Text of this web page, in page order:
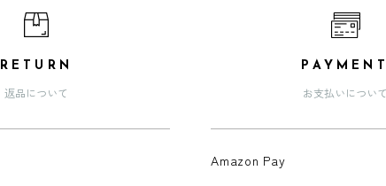
RETURN
返品について
PAYMENT
お支払いについて
Amazon Pay